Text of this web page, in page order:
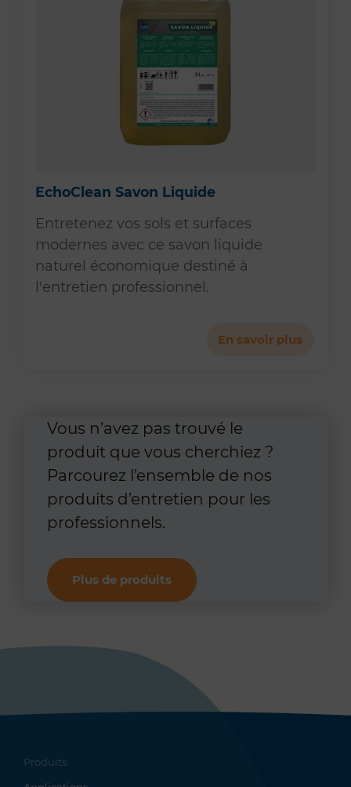
EchoClean Savon Liquide
Entretenez vos sols et surfaces
modernes avec ce savon liquide
naturel économique destiné à
l'entretien professionnel.
En savoir plus
Vous n’avez pas trouvé le
produit que vous cherchiez ?
Parcourez l’ensemble de nos
produits d’entretien pour les
professionnels.
Plus de produits
Produits